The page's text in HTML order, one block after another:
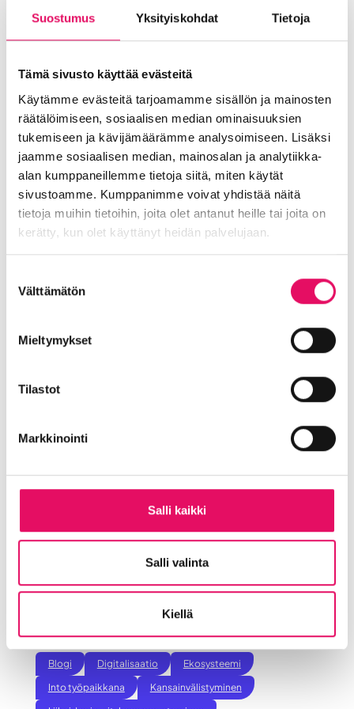
Suostumus Yksityiskohdat Tietoja
Tämä sivusto käyttää evästeitä
Käytämme evästeitä tarjoamamme sisällön ja mainosten
räätälöimiseen, sosiaalisen median ominaisuuksien
tukemiseen ja kävijämäärämme analysoimiseen. Lisäksi
jaamme sosiaalisen median, mainosalan ja analytiikka-
alan kumppaneillemme tietoja siitä, miten käytät
sivustoamme. Kumppanimme voivat yhdistää näitä
tietoja muihin tietoihin, joita olet antanut heille tai joita on
kerätty, kun olet käyttänyt heidän palvelujaan.
valinta
Välttämätön
Mieltymykset
Tilastot
Markkinointi
Salli kaikki
Salli valinta
Kiellä
siitä, niin asiakas ei pysty tekemään
valintojaan sen mukaan.
Haluammekin omalla esimerkillämme antaa
inspiraatiota vastuullisuustekoihin ja -
viesteihin. Tämän kirjoituksen oppi on, että ei
se ole tämän vaikeampaa ja jostain on
aloitettava.
Kukaan ei tule koskaan valmiiksi,
joten armollisuutta myös
vastuullisuuteen. ’Edes jotain’ on
parempi kuin ’ei mitään’.
Otamme mielellämme vastaan Sinun vinkkisi
Inton tapahtumissa? Laita meiliä Johannalle,
https://intoseinajoki.fi/into-seinajoki-
somessa
Uutiskategoriat
Blogi Digitalisaatio
Ekosysteemi
Into työpaikkana
Kansainvälistyminen